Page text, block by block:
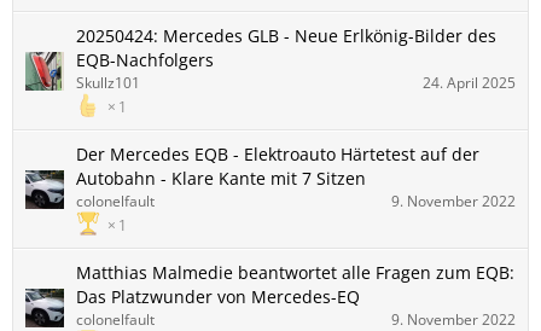
20250424: Mercedes GLB - Neue Erlkönig-Bilder des
EQB-Nachfolgers
1
Skullz101 24. April 2025
Der Mercedes EQB - Elektroauto Härtetest auf der
Autobahn - Klare Kante mit 7 Sitzen
1
colonelfault 9. November 2022
Matthias Malmedie beantwortet alle Fragen zum EQB:
Das Platzwunder von Mercedes-EQ
colonelfault 9. November 2022